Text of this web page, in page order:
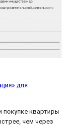
для
квартиры
чем через